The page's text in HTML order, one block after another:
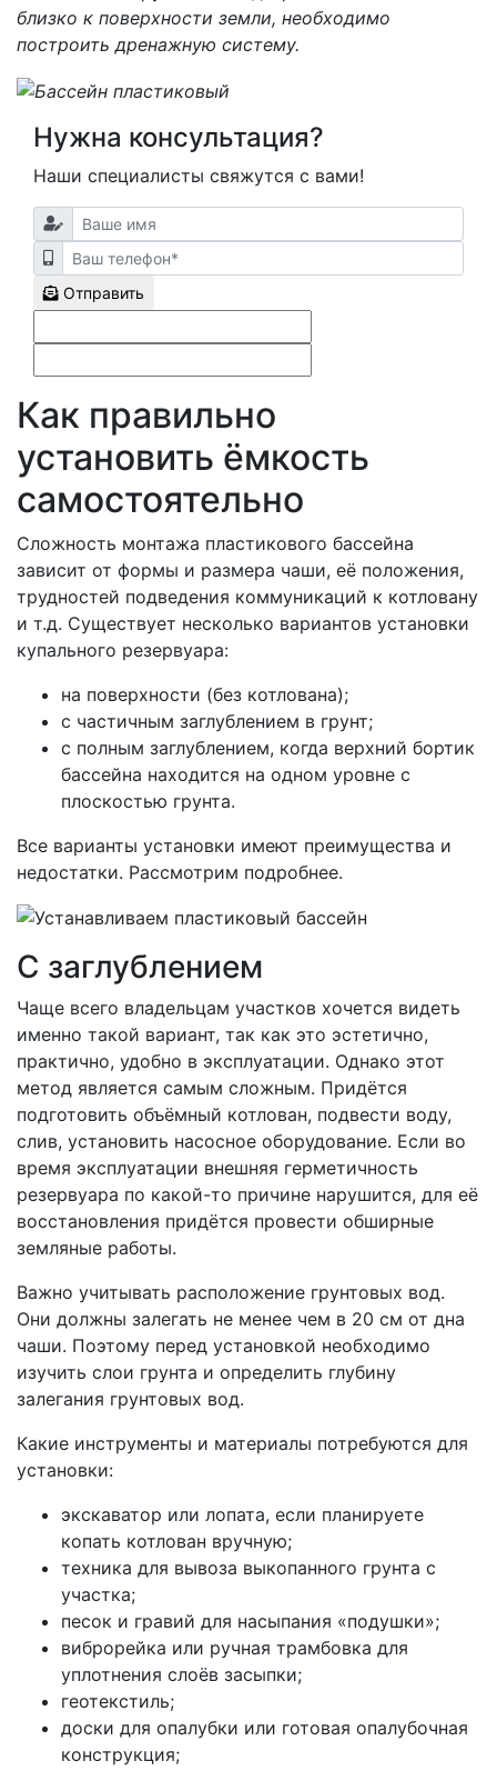
близко к поверхности земли, необходимо
построить дренажную систему.
Нужна консультация?
Наши специалисты свяжутся с вами!
Отправить
Как правильно
установить ёмкость
самостоятельно
Сложность монтажа пластикового бассейна
зависит от формы и размера чаши, её положения,
трудностей подведения коммуникаций к котловану
и т.д. Существует несколько вариантов установки
купального резервуара:
на поверхности (без котлована);
с частичным заглублением в грунт;
с полным заглублением, когда верхний бортик
бассейна находится на одном уровне с
плоскостью грунта.
Все варианты установки имеют преимущества и
недостатки. Рассмотрим подробнее.
С заглублением
Чаще всего владельцам участков хочется видеть
именно такой вариант, так как это эстетично,
практично, удобно в эксплуатации. Однако этот
метод является самым сложным. Придётся
подготовить объёмный котлован, подвести воду,
слив, установить насосное оборудование. Если во
время эксплуатации внешняя герметичность
резервуара по какой-то причине нарушится, для её
восстановления придётся провести обширные
земляные работы.
Важно учитывать расположение грунтовых вод.
Они должны залегать не менее чем в 20 см от дна
чаши. Поэтому перед установкой необходимо
изучить слои грунта и определить глубину
залегания грунтовых вод.
Какие инструменты и материалы потребуются для
установки:
экскаватор или лопата, если планируете
копать котлован вручную;
техника для вывоза выкопанного грунта с
участка;
песок и гравий для насыпания «подушки»;
виброрейка или ручная трамбовка для
уплотнения слоёв засыпки;
геотекстиль;
доски для опалубки или готовая опалубочная
конструкция;